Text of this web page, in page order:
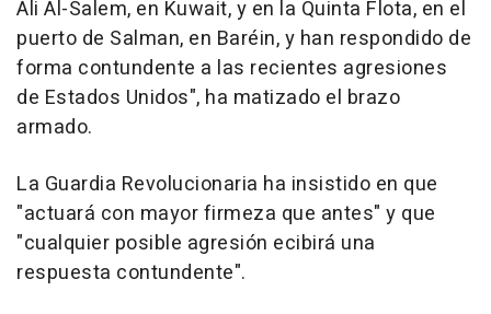
Ali Al-Salem, en Kuwait, y en la Quinta Flota, en el
puerto de Salman, en Baréin, y han respondido de
forma contundente a las recientes agresiones
de Estados Unidos", ha matizado el brazo
armado.
La Guardia Revolucionaria ha insistido en que
"actuará con mayor firmeza que antes" y que
"cualquier posible agresión ecibirá una
respuesta contundente".